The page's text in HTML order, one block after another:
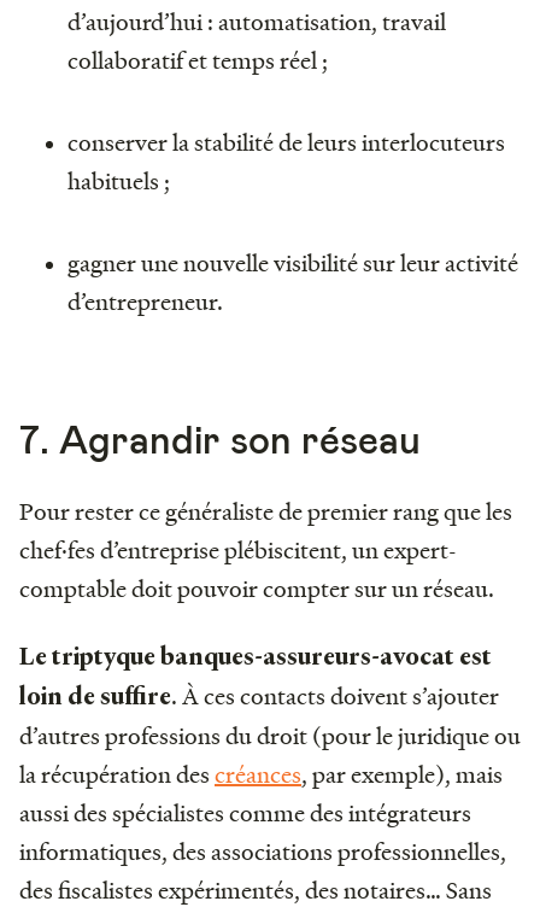
d’aujourd’hui : automatisation, travail
collaboratif et temps réel ;
conserver la stabilité de leurs interlocuteurs
habituels ;
gagner une nouvelle visibilité sur leur activité
d’entrepreneur.
7. Agrandir son réseau
Pour rester ce généraliste de premier rang que les
chef·fes d’entreprise plébiscitent, un expert-
comptable doit pouvoir compter sur un réseau.
Le triptyque banques-assureurs-avocat est
loin de suffire. À ces contacts doivent s’ajouter
d’autres professions du droit (pour le juridique ou
la récupération descréances, par exemple), mais
aussi des spécialistes comme des intégrateurs
informatiques, des associations professionnelles,
des fiscalistes expérimentés, des notaires… Sans